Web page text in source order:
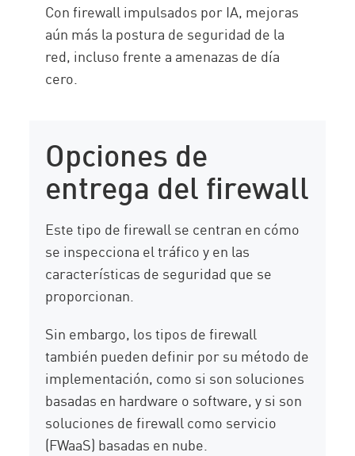
Con firewall impulsados por IA, mejoras
aún más la postura de seguridad de la
red, incluso frente a amenazas de día
cero.
Opciones de
entrega del firewall
Este tipo de firewall se centran en cómo
se inspecciona el tráfico y en las
características de seguridad que se
proporcionan.
Sin embargo, los tipos de firewall
también pueden definir por su método de
implementación, como si son soluciones
basadas en hardware o software, y si son
soluciones de firewall como servicio
(FWaaS) basadas en nube.